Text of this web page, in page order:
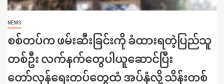
NEWS
စစ်တပ်က ဖမ်းဆီးခြင်းကို ခံထားရတဲ့ပြည်သူ
တစ်ဦး လက်နက်တွေပါယူဆောင်ပြီး
တော်လှန်ရေးတပ်တွေထံ အပ်နှံလို့ သိန်းတစ်